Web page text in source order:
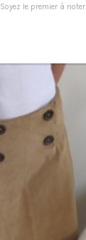
Soyez le premier à noter